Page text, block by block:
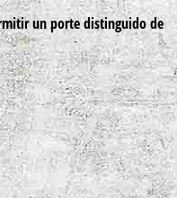
un porte distinguido de